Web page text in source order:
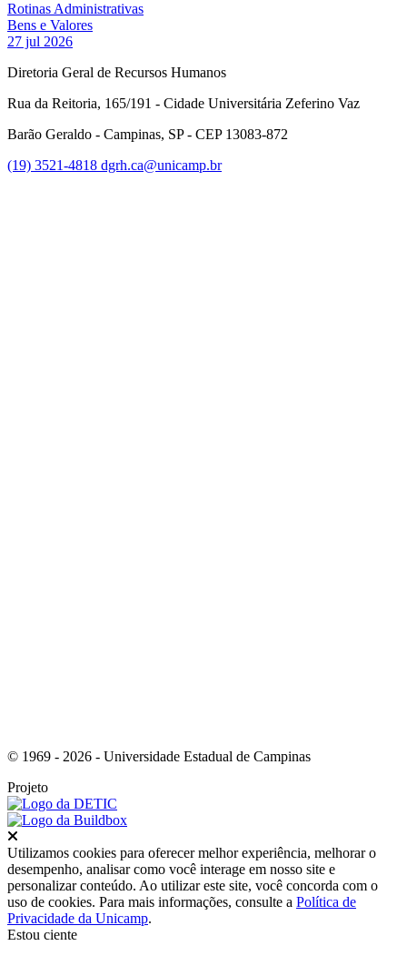
Rotinas Administrativas
Bens e Valores
27 jul 2026
Diretoria Geral de Recursos Humanos
Rua da Reitoria, 165/191 - Cidade Universitária Zeferino Vaz
Barão Geraldo - Campinas, SP - CEP 13083-872
(19) 3521-4818 dgrh.ca@unicamp.br
© 1969 - 2026 - Universidade Estadual de Campinas
Projeto
Utilizamos cookies para oferecer melhor experiência, melhorar o
desempenho, analisar como você interage em nosso site e
personalizar conteúdo. Ao utilizar este site, você concorda com o
uso de cookies. Para mais informações, consulte a Política de
Privacidade da Unicamp.
Estou ciente